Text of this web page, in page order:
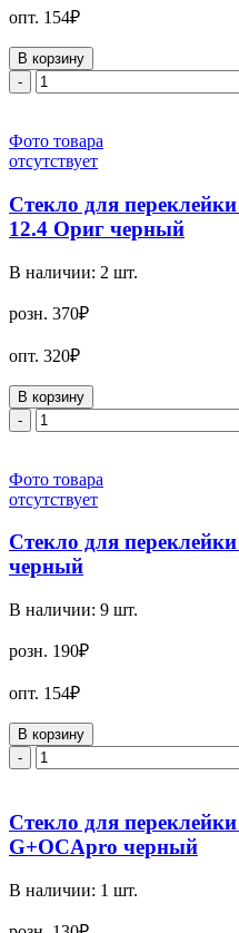
опт. 154₽
В корзину
-
Фото товара
отсутствует
Стекло для
12.4 Ориг черный
В наличии: 2 шт.
розн. 370₽
опт. 320₽
В корзину
-
Фото товара
отсутствует
Стекло для
черный
В наличии: 9 шт.
розн. 190₽
опт. 154₽
В корзину
-
Стекло для
G+OCApro черный
В наличии: 1 шт.